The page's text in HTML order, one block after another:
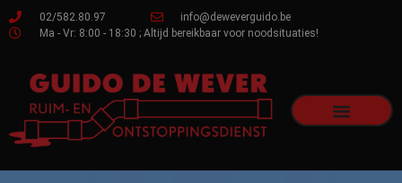
02/582.80.97
info@deweverguido.be
Ma - Vr: 8:00 - 18:30 ; Altijd bereikbaar voor noodsituaties!